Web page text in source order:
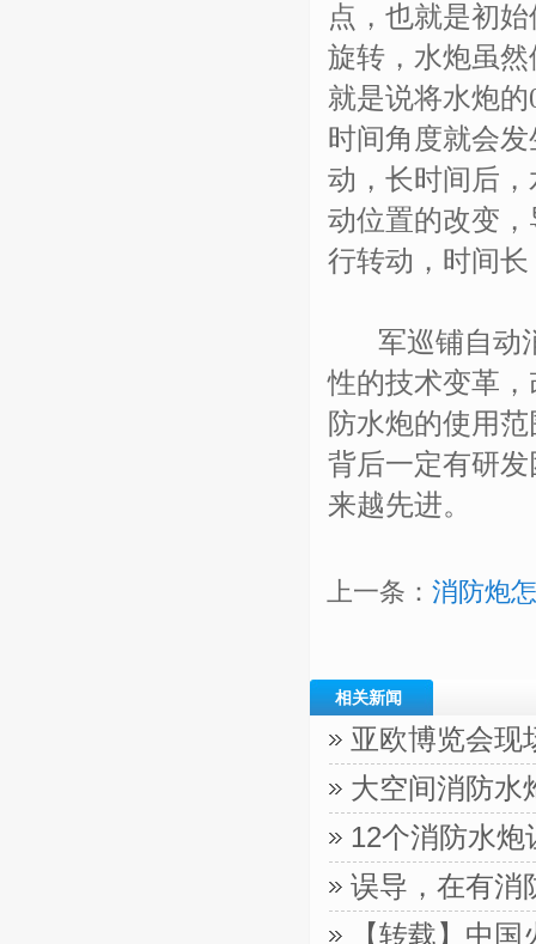
点，也就是初
旋转，水炮虽
就是说将水炮
时间角度就会
动，长时间后
动位置的改变
行转动，时间
军巡铺自动消
性的技术变革
防水炮的使用
背后一定有研
来越先进。
上一条： 消防炮
相关新闻
亚欧博览会现
大空间消防水
12个消防水
误导，在有消
【转载】中